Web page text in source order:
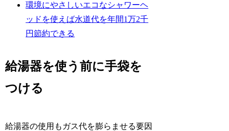
環境にやさしいエコなシャワーヘ
ッドを使えば水道代を年間1万2千
円節約できる
給湯器を使う前に手袋を
つける
給湯器の使用もガス代を膨らませる要因